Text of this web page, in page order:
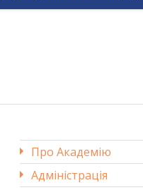
Про Академію
Адміністрація